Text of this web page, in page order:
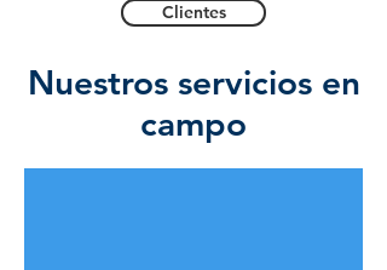
Clientes
Nuestros servicios en
campo